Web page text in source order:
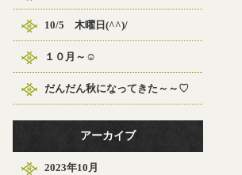
10/5 木曜日(^^)/
１０月～☺
だんだん秋になってきた～～♡
アーカイブ
2023年10月